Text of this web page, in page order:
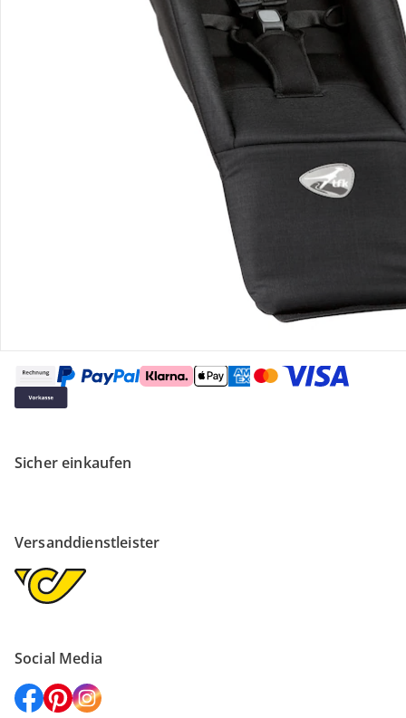
Gutscheine & Aktionen
Sicher einkaufen
Versanddienstleister
Social Media